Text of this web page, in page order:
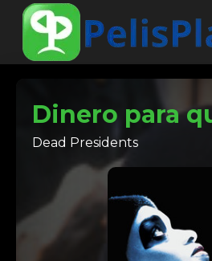
Dinero para
Dead Presidents